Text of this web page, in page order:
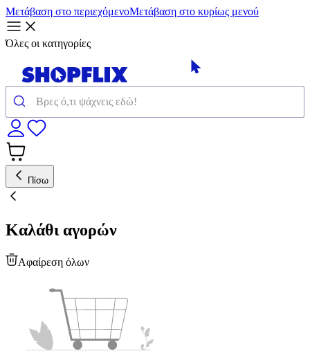
Μετάβαση στο περιεχόμενοΜετάβαση στο κυρίως μενού
Όλες οι κατηγορίες
Πίσω
Καλάθι αγορών
Αφαίρεση όλων